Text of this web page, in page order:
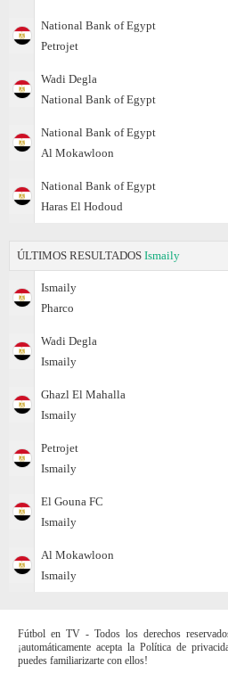
National Bank of Egypt
Petrojet
Wadi Degla
National Bank of Egypt
National Bank of Egypt
Al Mokawloon
National Bank of Egypt
Haras El Hodoud
ÚLTIMOS RESULTADOS Ismaily
Ismaily
Pharco
Wadi Degla
Ismaily
Ghazl El Mahalla
Ismaily
Petrojet
Ismaily
El Gouna FC
Ismaily
Al Mokawloon
Ismaily
Fútbol en TV - Todos los derechos
¡automáticamente acepta la Política de
puedes familiarizarte con ellos!